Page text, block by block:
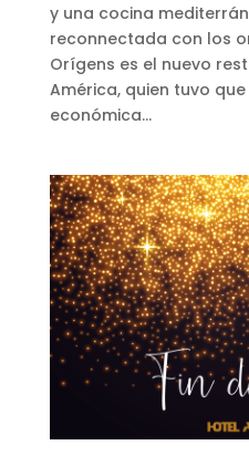
y una cocina
reconnectada con los
Orígens es el nuevo
América, quien tuvo
económica...